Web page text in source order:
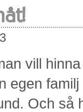
vill
egen
Och så